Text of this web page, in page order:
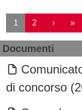
Paginazione
1 2 ›Pagina
»
Documenti
di concorso